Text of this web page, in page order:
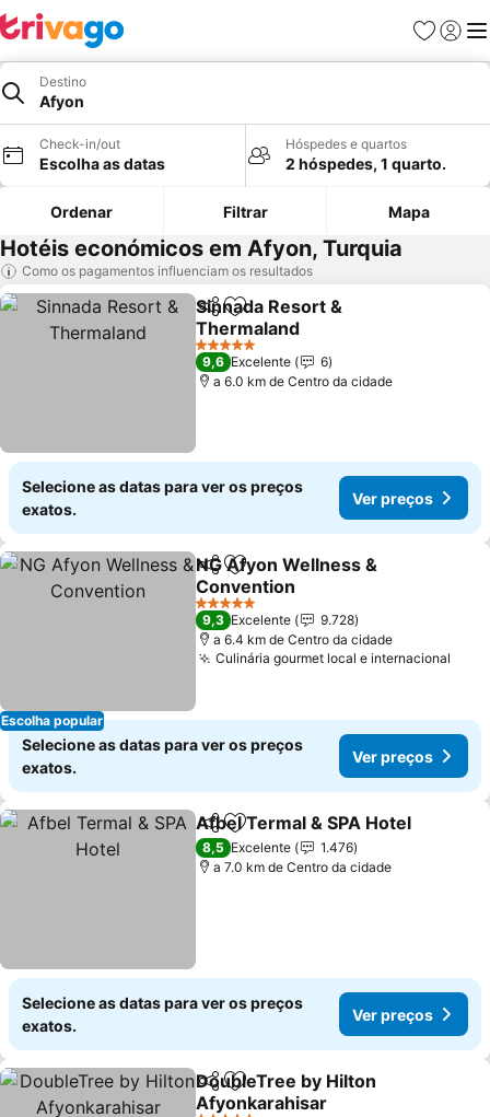
Favoritos
Iniciar
Destino
Afyon
Check-in/out
Escolha as datas
Hóspedes e quartos
2 hóspedes, 1 quarto.
Ordenar Filtrar Mapa
Hotéis económicos em Afyon, Turquia
Como os pagamentos influenciam os resultados
PartilharAdicionar aos favoritos
Sinnada Resort &
Thermaland
5 Estrelas
9,6 Excelente
6
a 6.0 km de Centro da cidade
Selecione as datas para ver os preços
exatos.
Ver preços
Escolha popular
PartilharAdicionar aos favoritos
NG Afyon Wellness &
Convention
5 Estrelas
9,3 Excelente
9.728
a 6.4 km de Centro da cidade
Culinária gourmet local e internacional
Selecione as datas para ver os preços
exatos.
Ver preços
PartilharAdicionar aos favoritos
Afbel Termal & SPA Hotel
8,5 Excelente
1.476
a 7.0 km de Centro da cidade
Selecione as datas para ver os preços
exatos.
Ver preços
PartilharAdicionar aos favoritos
DoubleTree by Hilton
Afyonkarahisar